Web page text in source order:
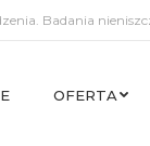
Badania
OFERTA